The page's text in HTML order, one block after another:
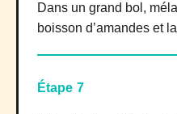
Dans un grand bol,
boisson d’amandes et
Étape 7